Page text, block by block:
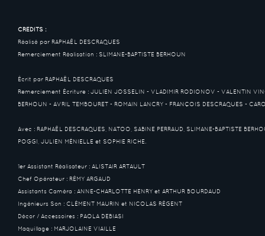
CRÉDITS :
Réalisé par RAPHAËL DESCRAQUES
Remerciement Réalisation : SLIMANE-BAPTISTE BERHOUN
Écrit par RAPHAËL DESCRAQUES
Remerciement Écriture : JULIEN JOSSELIN - VLADIMIR RODIONOV - VALENTIN
BERHOUN - AVRIL TEMBOURET - ROMAIN LANCRY - FRANÇOIS DESCRAQUES -
Avec : RAPHAËL DESCRAQUES, NATOO, SABINE PERRAUD, SLIMANE-BAPTISTE
POGGI, JULIEN MÉNIELLE et SOPHIE RICHE.
1er Assistant Réalisateur : ALISTAIR ARTAULT
Chef Opérateur : RÉMY ARGAUD
Assistants Caméra : ANNE-CHARLOTTE HENRY et ARTHUR BOURDAUD
Ingénieurs Son : CLÉMENT MAURIN et NICOLAS RÉGENT
Décor / Accessoires : PAOLA DEBIASI
Maquillage : MARJOLAINE VIAILLE